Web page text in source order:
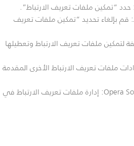
حدد “تمكين ملفات تعريف الارتباط”.
قم بإلغاء تحديد “تمكين ملفات تعريف
ملفات تعريف الارتباط وتعطيلها
ملفات تعريف الارتباط الأخرى المقدمة
راجع الصفحة التالية من Opera Software: إدارة ملفات تعريف الارتباط في